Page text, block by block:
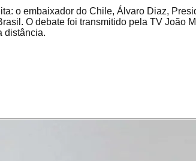
o embaixador do Chile, Álvaro Diaz,
O debate foi transmitido pela TV
distância.